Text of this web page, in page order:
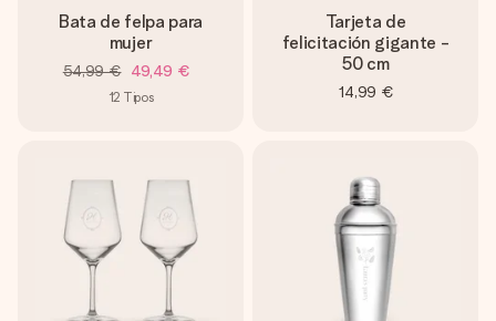
Bata de felpa para
mujer
54,99 € 49,49 €
12 Tipos
Tarjeta de
felicitación gigante -
50 cm
14,99 €